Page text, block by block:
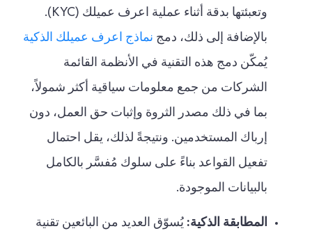
وتعبئتها بدقة أثناء عملية اعرف عميلك (KYC).
بالإضافة إلى ذلك، دمج نماذج اعرف عميلك الذكية
يُمكّن دمج هذه التقنية في الأنظمة القائمة
الشركات من جمع معلومات سياقية أكثر شمولاً،
بما في ذلك مصدر الثروة وإثبات حق العمل، دون
إرباك المستخدمين. ونتيجةً لذلك، يقل احتمال
تفعيل القواعد بناءً على سلوك مُفسَّر بالكامل
بالبيانات الموجودة.
المطابقة الذكية: يُسوّق العديد من البائعين تقنية